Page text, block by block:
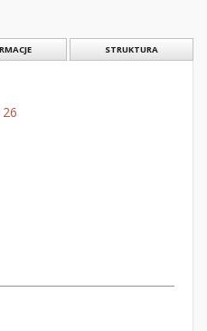
STRUKTURA